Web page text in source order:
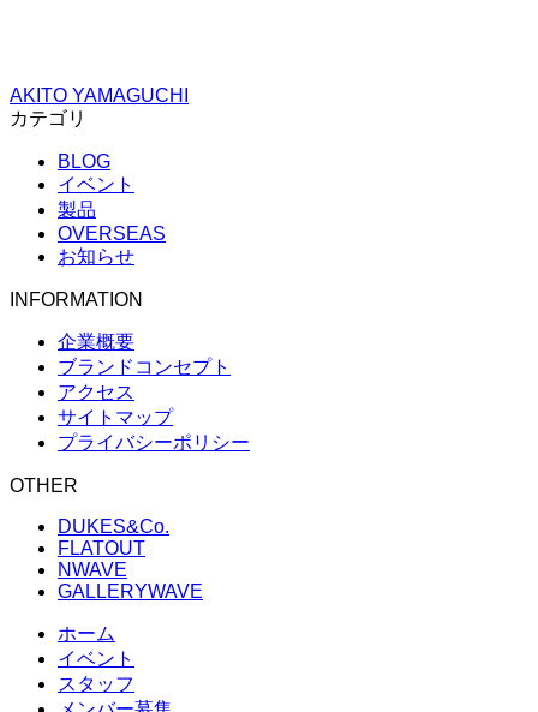
AKITO YAMAGUCHI
カテゴリ
BLOG
イベント
製品
OVERSEAS
お知らせ
INFORMATION
企業概要
ブランドコンセプト
アクセス
サイトマップ
プライバシーポリシー
OTHER
DUKES&Co.
FLATOUT
NWAVE
GALLERYWAVE
ホーム
イベント
スタッフ